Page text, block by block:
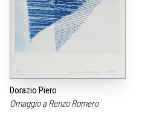
Dorazio Piero
Omaggio a Renzo Romero